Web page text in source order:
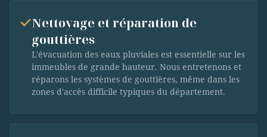
Nettoyage et réparation de
gouttières
L'évacuation des eaux pluviales est essentielle sur les
immeubles de grande hauteur. Nous entretenons et
réparons les systèmes de gouttières, même dans les
zones d'accès difficile typiques du département.